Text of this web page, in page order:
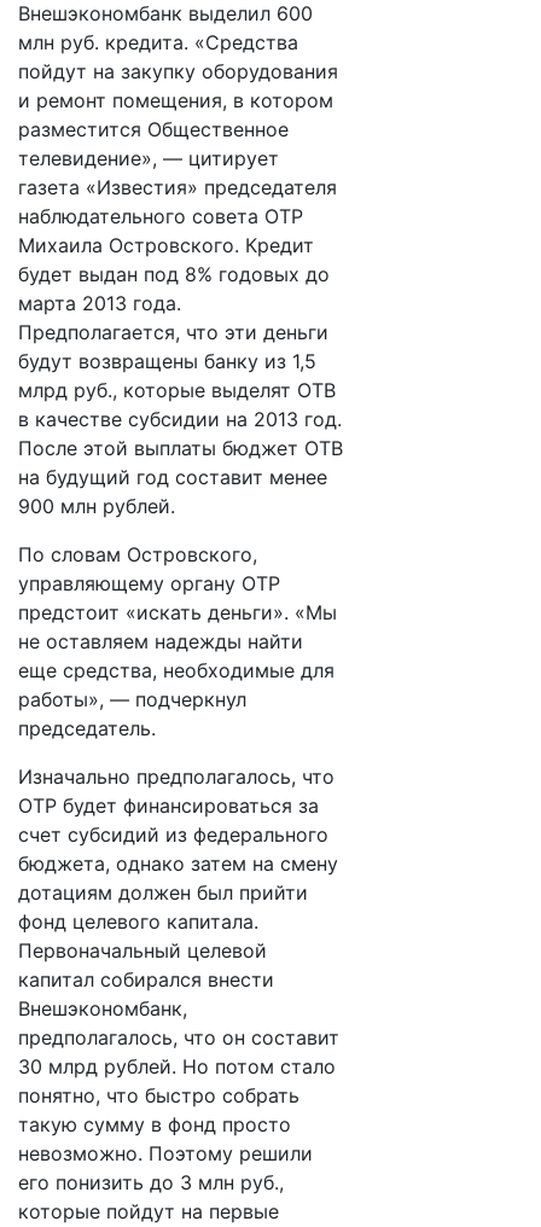
Внешэкономбанк выделил 600
млн руб. кредита. «Средства
пойдут на закупку оборудования
и ремонт помещения, в котором
разместится Общественное
телевидение», — цитирует
газета «Известия» председателя
наблюдательного совета ОТР
Михаила Островского. Кредит
будет выдан под 8% годовых до
марта 2013 года.
Предполагается, что эти деньги
будут возвращены банку из 1,5
млрд руб., которые выделят ОТВ
в качестве субсидии на 2013 год.
После этой выплаты бюджет ОТВ
на будущий год составит менее
900 млн рублей.
По словам Островского,
управляющему органу ОТР
предстоит «искать деньги». «Мы
не оставляем надежды найти
еще средства, необходимые для
работы», — подчеркнул
председатель.
Изначально предполагалось, что
ОТР будет финансироваться за
счет субсидий из федерального
бюджета, однако затем на смену
дотациям должен был прийти
фонд целевого капитала.
Первоначальный целевой
капитал собирался внести
Внешэкономбанк,
предполагалось, что он составит
30 млрд рублей. Но потом стало
понятно, что быстро собрать
такую сумму в фонд просто
невозможно. Поэтому решили
его понизить до 3 млн руб.,
которые пойдут на первые